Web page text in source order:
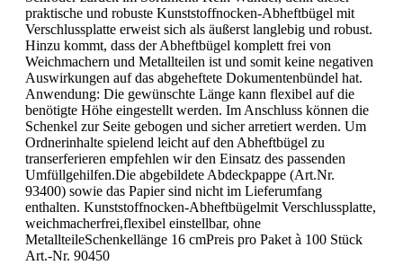
praktische und robuste Kunststoffnocken-Abheftbügel mit
Verschlussplatte erweist sich als äußerst langlebig und robust.
Hinzu kommt, dass der Abheftbügel komplett frei von
Weichmachern und Metallteilen ist und somit keine negativen
Auswirkungen auf das abgeheftete Dokumentenbündel hat.
Anwendung: Die gewünschte Länge kann flexibel auf die
benötigte Höhe eingestellt werden. Im Anschluss können die
Schenkel zur Seite gebogen und sicher arretiert werden. Um
Ordnerinhalte spielend leicht auf den Abheftbügel zu
transerferieren empfehlen wir den Einsatz des passenden
Umfüllgehilfen.Die abgebildete Abdeckpappe (Art.Nr.
93400) sowie das Papier sind nicht im Lieferumfang
enthalten. Kunststoffnocken-Abheftbügelmit Verschlussplatte,
weichmacherfrei,flexibel einstellbar, ohne
MetallteileSchenkellänge 16 cmPreis pro Paket à 100 Stück
Art.-Nr. 90450